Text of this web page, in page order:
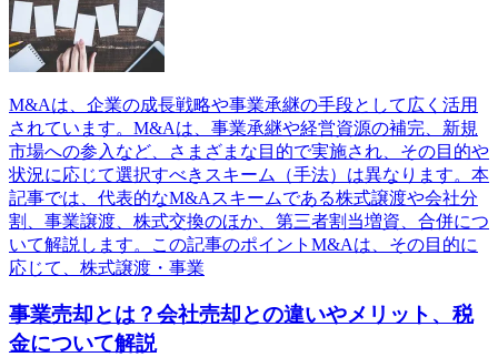
M&Aは、企業の成長戦略や事業承継の手段として広く活用
されています。M&Aは、事業承継や経営資源の補完、新規
市場への参入など、さまざまな目的で実施され、その目的や
状況に応じて選択すべきスキーム（手法）は異なります。本
記事では、代表的なM&Aスキームである株式譲渡や会社分
割、事業譲渡、株式交換のほか、第三者割当増資、合併につ
いて解説します。この記事のポイントM&Aは、その目的に
応じて、株式譲渡・事業
事業売却とは？会社売却との違いやメリット、税
金について解説